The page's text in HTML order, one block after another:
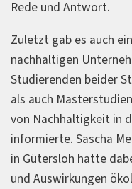
Rede und Antwort.
Zuletzt gab es auch
nachhaltigen
Studierenden beider
als auch
von Nachhaltigkeit in
informierte. Sascha
in Gütersloh hatte
und Auswirkungen